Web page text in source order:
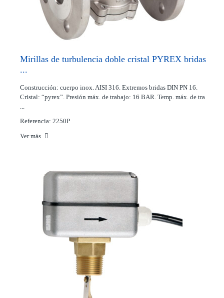
Mirillas de turbulencia doble cristal PYREX bridas
...
Construcción: cuerpo inox. AISI 316. Extremos bridas DIN PN 16.
Cristal: “pyrex”. Presión máx. de trabajo: 16 BAR. Temp. máx. de tra
...
Referencia: 2250P
Ver más